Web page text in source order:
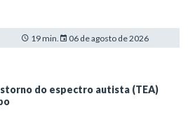
19 min. 06 de agosto de 2026
do espectro autista (TEA)